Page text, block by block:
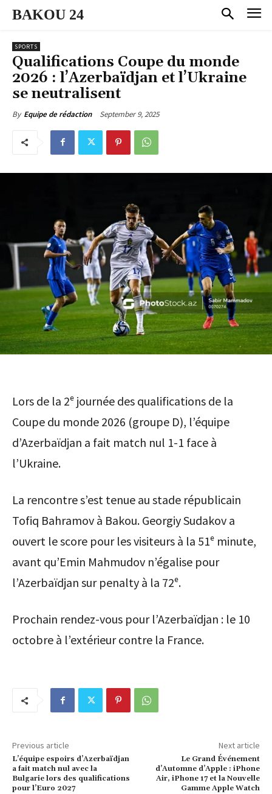
BAKOU 24
SPORTS
Qualifications Coupe du monde
2026 : l’Azerbaïdjan et l’Ukraine
se neutralisent
By Equipe de rédaction September 9, 2025
Lors de la 2ᵉ journée des qualifications de la
Coupe du monde 2026 (groupe D), l’équipe
d’Azerbaïdjan a fait match nul 1-1 face à
l’Ukraine.
La rencontre s’est tenue au stade républicain
Tofiq Bahramov à Bakou. Georgiy Sudakov a
ouvert le score pour les visiteurs à la 51ᵉ minute,
avant qu’Emin Mahmudov n’égalise pour
l’Azerbaïdjan sur penalty à la 72ᵉ.
Prochain rendez-vous pour l’Azerbaïdjan : le 10
octobre à l’extérieur contre la France.
Previous article
L’équipe espoirs d’Azerbaïdjan
a fait match nul avec la
Bulgarie lors des qualifications
pour l’Euro 2027
Next article
Le Grand Événement
d’Automne d’Apple : iPhone
Air, iPhone 17 et la Nouvelle
Gamme Apple Watch